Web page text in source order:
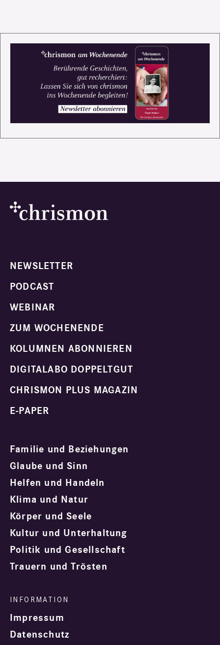
NEWSLETTER
PODCAST
WEBINAR
ZUM WOCHENENDE
KOLUMNEN ABONNIEREN
DIGITALABO DOPPELTGUT
CHRISMON PLUS MAGAZIN
E-PAPER
Familie und Beziehungen
Glaube und Sinn
Helfen und Handeln
Klima und Natur
Körper und Seele
Kultur und Unterhaltung
Politik und Gesellschaft
Trauern und Trösten
Impressum
Datenschutz